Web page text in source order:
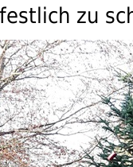
zu